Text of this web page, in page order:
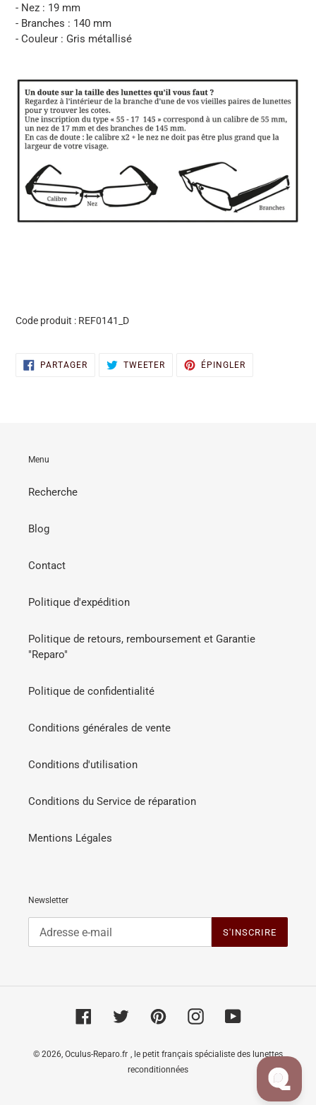
- Nez : 19 mm
- Branches : 140 mm
- Couleur : Gris métallisé
Code produit : REF0141_D
PARTAGERPARTAGERTWEETER TWEETERÉPINGLER
Menu
Recherche
Blog
Contact
Politique d'expédition
Politique de retours, remboursement et Garantie
"Reparo"
Politique de confidentialité
Conditions générales de vente
Conditions d'utilisation
Conditions du Service de réparation
Mentions Légales
Newsletter
S'INSCRIRE
FacebookTwitter PinterestInstagramYouTube
© 2026, Oculus-Reparo.fr , le petit français spécialiste des lunettes
reconditionnées